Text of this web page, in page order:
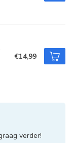
€14,99
verder!